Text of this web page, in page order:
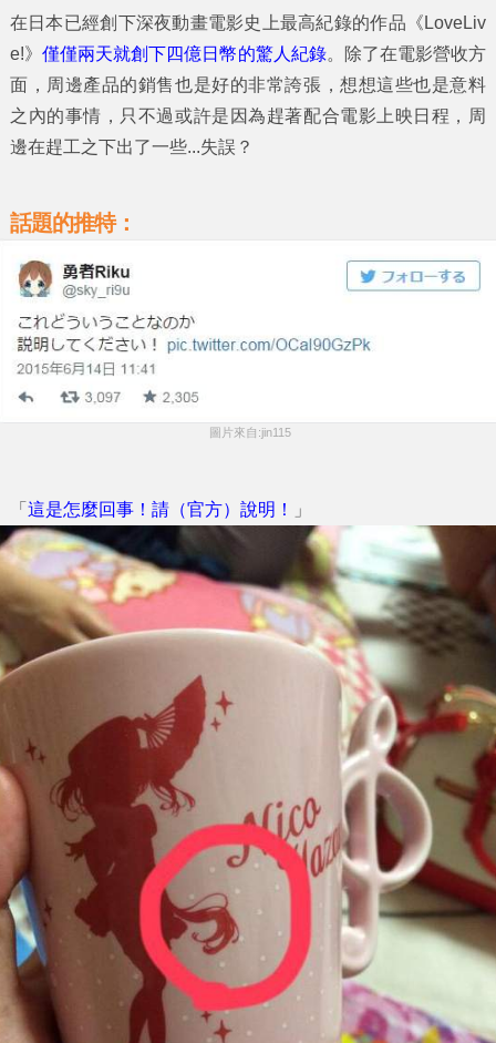
在日本已經創下深夜動畫電影史上最高紀錄的作品《 LoveLiv
e!》僅僅兩天就創下四億日幣的驚人紀錄。除了在電影營收方
面，周邊產品的銷售也是好的非常誇張，想想這些也是意料
之內的事情，只不過或許是因為趕著配合電影上映日程，周
邊在趕工之下出了一些...失誤？
話題的推特：
圖片來自:jin115
「 這是怎麼回事！請（官方）說明！ 」